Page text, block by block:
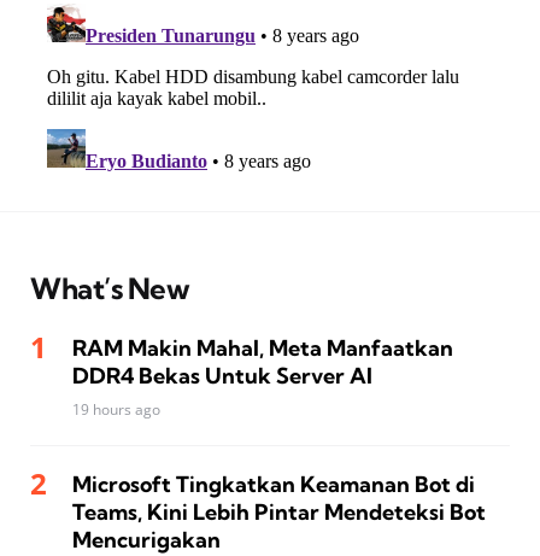
What’s New
RAM Makin Mahal, Meta Manfaatkan
DDR4 Bekas Untuk Server AI
19 hours ago
Microsoft Tingkatkan Keamanan Bot di
Teams, Kini Lebih Pintar Mendeteksi Bot
Mencurigakan